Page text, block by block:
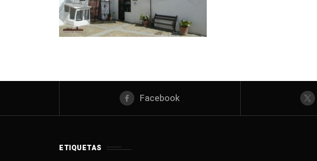
Facebook
ETIQUETAS